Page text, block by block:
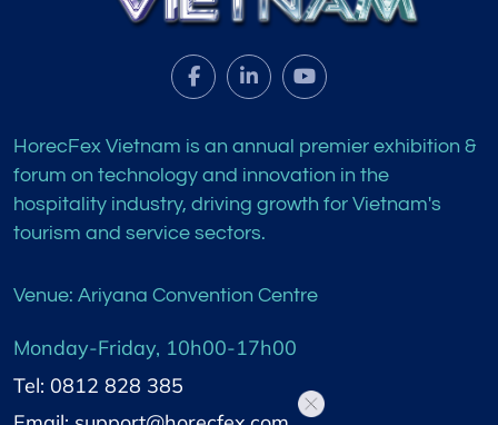
HorecFex Vietnam is an annual premier exhibition &
forum on technology and innovation in the
hospitality industry, driving growth for Vietnam's
tourism and service sectors.
Venue: Ariyana Convention Centre
Monday-Friday, 10h00-17h00
Tel: 0812 828 385